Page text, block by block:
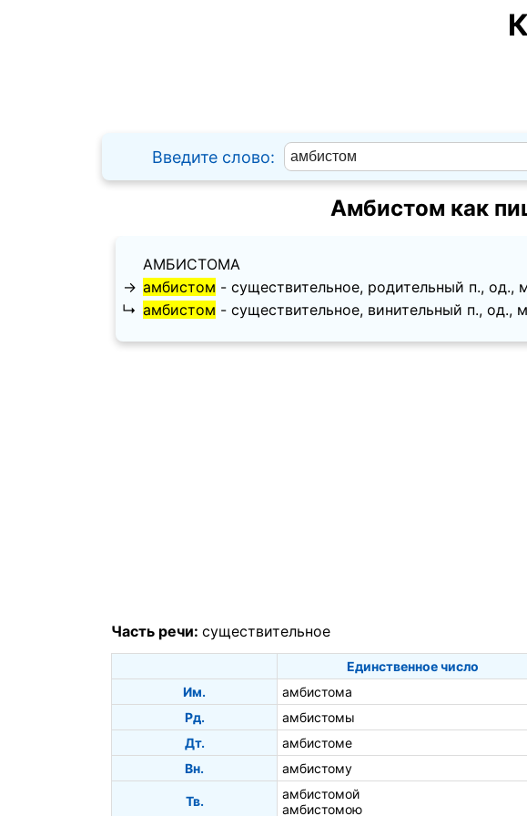
Введите слово:
Амбистом как
АМБИСТОМА
→ амбистом - существительное, родительный п., од.,
↳ амбистом - существительное, винительный п., од.,
Часть речи: существительное
Единственное число
Им.
амбистома
Рд.
амбистомы
Дт.
амбистоме
Вн.
амбистому
Тв.
амбистомой
амбистомою